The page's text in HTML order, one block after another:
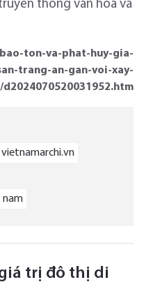
thống văn hóa và
ton-va-phat-huy-gia-
trang-an-gan-voi-xay-
d2024070520031952.htm
vietnamarchi.vn
nam
trị đô thị di